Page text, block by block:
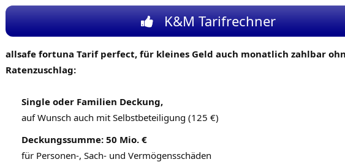
K&M Tarifrechner
allsafe fortuna Tarif perfect, für kleines Geld auch monatlich zahlbar
Ratenzuschlag:
Single oder Familien Deckung,
auf Wunsch auch mit Selbstbeteiligung (125 €)
Deckungssumme: 50 Mio. €
für Personen-, Sach- und Vermögensschäden